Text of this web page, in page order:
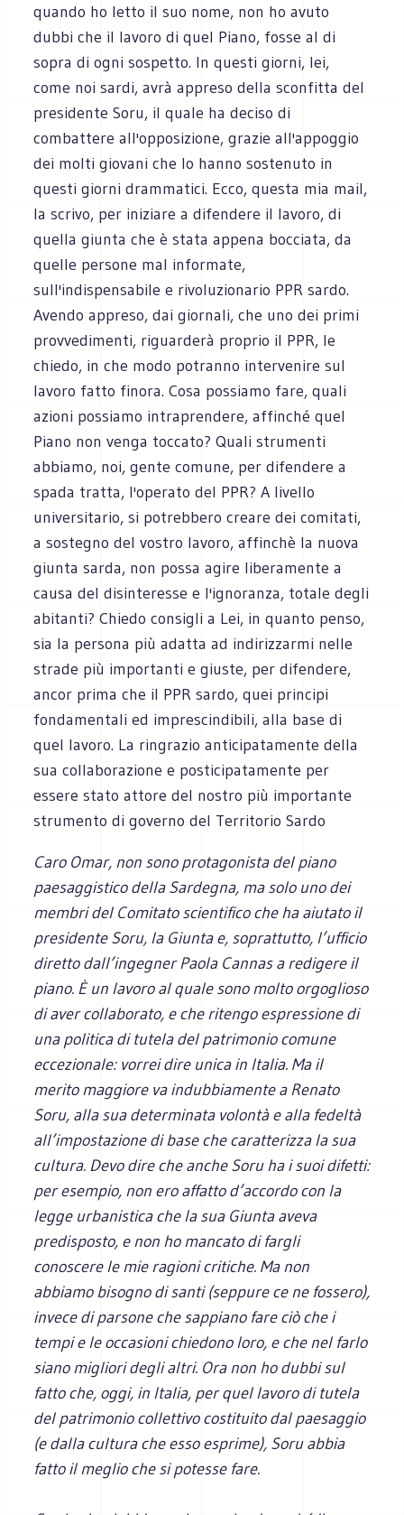
quando ho letto il suo nome, non ho avuto
dubbi che il lavoro di quel Piano, fosse al di
sopra di ogni sospetto. In questi giorni, lei,
come noi sardi, avrà appreso della sconfitta del
presidente Soru, il quale ha deciso di
combattere all'opposizione, grazie all'appoggio
dei molti giovani che lo hanno sostenuto in
questi giorni drammatici. Ecco, questa mia mail,
la scrivo, per iniziare a difendere il lavoro, di
quella giunta che è stata appena bocciata, da
quelle persone mal informate,
sull'indispensabile e rivoluzionario PPR sardo.
Avendo appreso, dai giornali, che uno dei primi
provvedimenti, riguarderà proprio il PPR, le
chiedo, in che modo potranno intervenire sul
lavoro fatto finora. Cosa possiamo fare, quali
azioni possiamo intraprendere, affinché quel
Piano non venga toccato? Quali strumenti
abbiamo, noi, gente comune, per difendere a
spada tratta, l'operato del PPR? A livello
universitario, si potrebbero creare dei comitati,
a sostegno del vostro lavoro, affinchè la nuova
giunta sarda, non possa agire liberamente a
causa del disinteresse e l'ignoranza, totale degli
abitanti? Chiedo consigli a Lei, in quanto penso,
sia la persona più adatta ad indirizzarmi nelle
strade più importanti e giuste, per difendere,
ancor prima che il PPR sardo, quei principi
fondamentali ed imprescindibili, alla base di
quel lavoro. La ringrazio anticipatamente della
sua collaborazione e posticipatamente per
essere stato attore del nostro più importante
strumento di governo del Territorio Sardo
Caro Omar, non sono protagonista del piano
paesaggistico della Sardegna, ma solo uno dei
membri del Comitato scientifico che ha aiutato il
presidente Soru, la Giunta e, soprattutto, l’ufficio
diretto dall’ingegner Paola Cannas a redigere il
piano. È un lavoro al quale sono molto orgoglioso
di aver collaborato, e che ritengo espressione di
una politica di tutela del patrimonio comune
eccezionale: vorrei dire unica in Italia. Ma il
merito maggiore va indubbiamente a Renato
Soru, alla sua determinata volontà e alla fedeltà
all’impostazione di base che caratterizza la sua
cultura. Devo dire che anche Soru ha i suoi difetti:
per esempio, non ero affatto d’accordo con la
legge urbanistica che la sua Giunta aveva
predisposto, e non ho mancato di fargli
conoscere le mie ragioni critiche. Ma non
abbiamo bisogno di santi (seppure ce ne fossero),
invece di parsone che sappiano fare ciò che i
tempi e le occasioni chiedono loro, e che nel farlo
siano migliori degli altri. Ora non ho dubbi sul
fatto che, oggi, in Italia, per quel lavoro di tutela
del patrimonio collettivo costituito dal paesaggio
(e dalla cultura che esso esprime), Soru abbia
fatto il meglio che si potesse fare.